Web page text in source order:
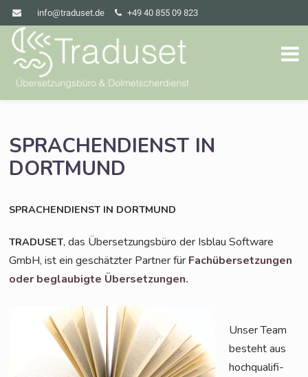
info@traduset.de +49 40 855 09 823
SPRACHENDIENST IN
DORTMUND
SPRACHENDIENST IN DORTMUND
TRADUSET, das Über­set­zungs­bü­ro der Isblau Soft­ware
GmbH, ist ein geschätz­ter Part­ner für Fach­über­set­zun­gen
oder beglau­big­te Übersetzungen.
Unser Team
besteht aus
hoch­qua­li­fi­